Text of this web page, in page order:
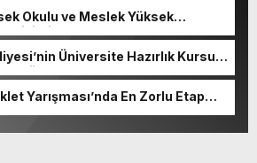
Okulu ve Meslek Yüksek
Üniversite Hazırlık Kursu
gün 7 Ağustos.
Yarışması’nda En Zorlu Etap